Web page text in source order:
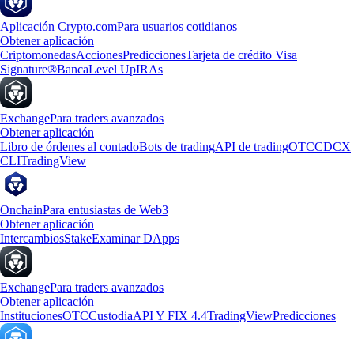
Aplicación Crypto.comPara usuarios cotidianos
Obtener aplicación
CriptomonedasAccionesPrediccionesTarjeta de crédito Visa
Signature®BancaLevel UpIRAs
ExchangePara traders avanzados
Obtener aplicación
Libro de órdenes al contadoBots de tradingAPI de tradingOTCCDCX
CLITradingView
OnchainPara entusiastas de Web3
Obtener aplicación
IntercambiosStakeExaminar DApps
ExchangePara traders avanzados
Obtener aplicación
InstitucionesOTCCustodiaAPI Y FIX 4.4TradingViewPredicciones